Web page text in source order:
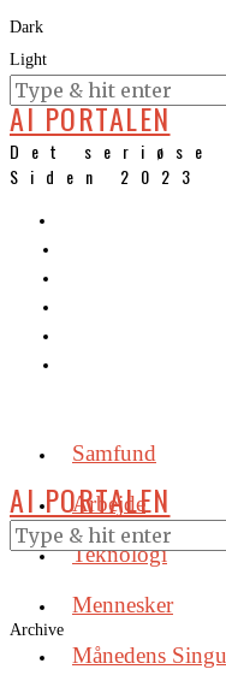
Dark
Light
KURSER
AI PORTALEN
Det seriøse
Siden 2023
Samfund
Arbejde
Teknologi
Mennesker
Månedens
AI PORTALEN
Archive